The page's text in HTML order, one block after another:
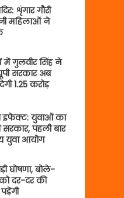
शृंगार गौरी
महिलाओं ने
गुलवीर सिंह ने
सरकार अब
1.25 करोड़
युवाओं का
पहली बार
युवा आयोग
घोषणा, बोले-
दर-दर की